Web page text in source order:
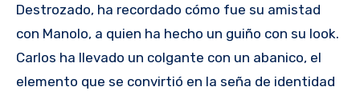
Destrozado, ha recordado cómo fue su amistad
con Manolo, a quien ha hecho un guiño con su look.
Carlos ha llevado un colgante con un abanico, el
elemento que se convirtió en la seña de identidad